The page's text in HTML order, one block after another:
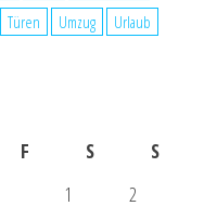
Türen Umzug
Urlaub
F S
S
1
2